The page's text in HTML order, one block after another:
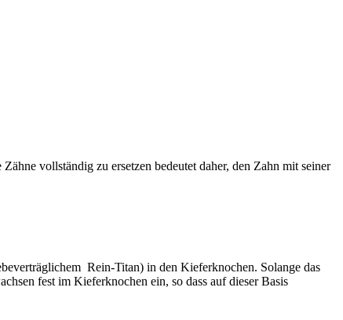
vollständig zu ersetzen bedeutet daher, den Zahn mit seiner
Rein-Titan) in den Kieferknochen. Solange das
fest im Kieferknochen ein, so dass auf dieser Basis